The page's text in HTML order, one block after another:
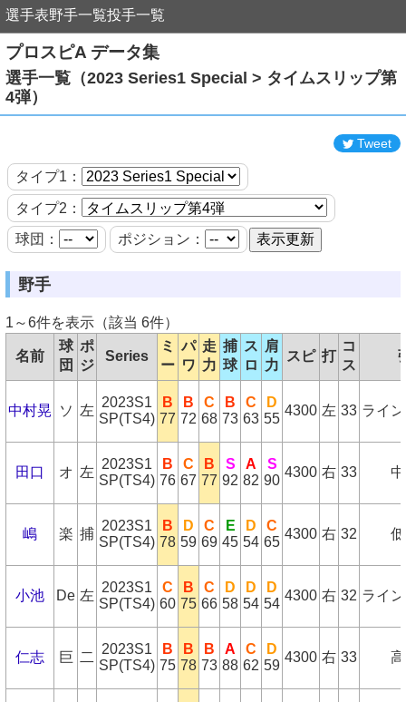
選手表野手一覧投手一覧
プロスピA データ集
選手一覧（2023 Series1 Special > タイムスリップ第
4弾）
Tweet
タイプ1：
タイプ2：
球団：
ポジション：
野手
1～6件を表示（該当 6件）
名前
球
団
ポ
ジ
Series
ミ
ー
パ
ワ
走
力
捕
球
ス
ロ
肩
力
スピ 打
コ
ス
中村晃 ソ 左
2023S1
SP(TS4)
B
77
B
72
C
68
B
73
C
63
D
55
4300 左 33 ライ
田口 オ 左
2023S1
SP(TS4)
B
76
C
67
B
77
S
92
A
82
S
90
4300 右 33
嶋 楽 捕
2023S1
SP(TS4)
B
78
D
59
C
69
E
45
D
54
C
65
4300 右 32
小池 De 左
2023S1
SP(TS4)
C
60
B
75
C
66
D
58
D
54
D
54
4300 右 32 ライ
仁志 巨 二
2023S1
SP(TS4)
B
75
B
78
B
73
A
88
C
62
D
59
4300 右 33